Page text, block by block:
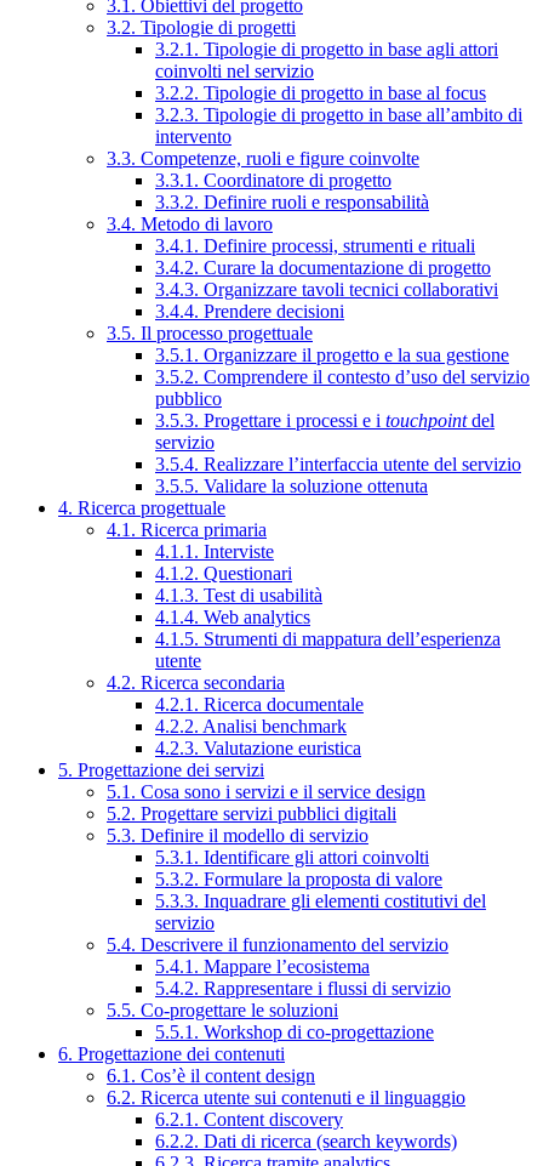
3.1. Obiettivi del progetto
3.2. Tipologie di progetti
3.2.1. Tipologie di progetto in base agli attori
coinvolti nel servizio
3.2.2. Tipologie di progetto in base al focus
3.2.3. Tipologie di progetto in base all’ambito di
intervento
3.3. Competenze, ruoli e figure coinvolte
3.3.1. Coordinatore di progetto
3.3.2. Definire ruoli e responsabilità
3.4. Metodo di lavoro
3.4.1. Definire processi, strumenti e rituali
3.4.2. Curare la documentazione di progetto
3.4.3. Organizzare tavoli tecnici collaborativi
3.4.4. Prendere decisioni
3.5. Il processo progettuale
3.5.1. Organizzare il progetto e la sua gestione
3.5.2. Comprendere il contesto d’uso del servizio
pubblico
3.5.3. Progettare i processi e i touchpointdel
servizio
3.5.4. Realizzare l’interfaccia utente del servizio
3.5.5. Validare la soluzione ottenuta
4. Ricerca progettuale
4.1. Ricerca primaria
4.1.1. Interviste
4.1.2. Questionari
4.1.3. Test di usabilità
4.1.4. Web analytics
4.1.5. Strumenti di mappatura dell’esperienza
utente
4.2. Ricerca secondaria
4.2.1. Ricerca documentale
4.2.2. Analisi benchmark
4.2.3. Valutazione euristica
5. Progettazione dei servizi
5.1. Cosa sono i servizi e il service design
5.2. Progettare servizi pubblici digitali
5.3. Definire il modello di servizio
5.3.1. Identificare gli attori coinvolti
5.3.2. Formulare la proposta di valore
5.3.3. Inquadrare gli elementi costitutivi del
servizio
5.4. Descrivere il funzionamento del servizio
5.4.1. Mappare l’ecosistema
5.4.2. Rappresentare i flussi di servizio
5.5. Co-progettare le soluzioni
5.5.1. Workshop di co-progettazione
6. Progettazione dei contenuti
6.1. Cos’è il content design
6.2. Ricerca utente sui contenuti e il linguaggio
6.2.1. Content discovery
6.2.2. Dati di ricerca (search keywords)